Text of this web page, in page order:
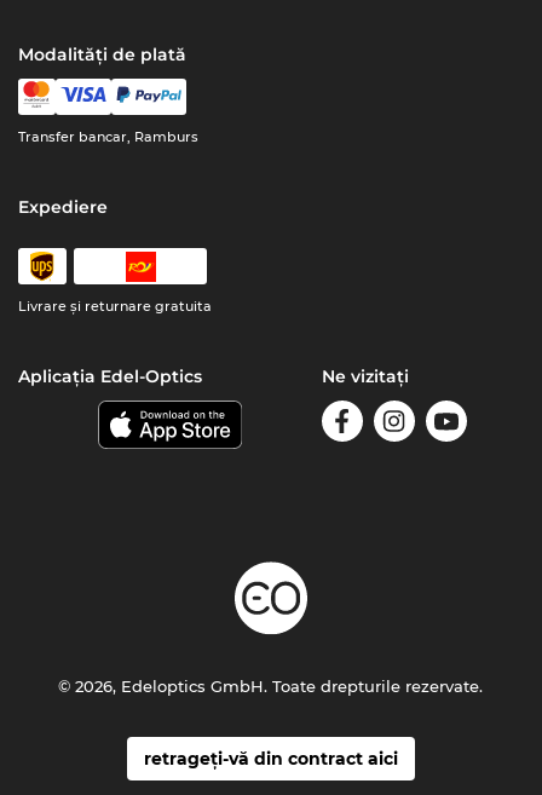
Modalități de plată
Transfer bancar, Ramburs
Expediere
Livrare şi returnare gratuita
Aplicația Edel-Optics Ne vizitați
retrageți-vă din contract aici
© 2026, Edeloptics GmbH. Toate drepturile rezervate.